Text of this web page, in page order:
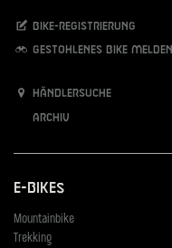
Bike-Registrierung
Gestohlenes Bike melden
Händlersuche
Archiv
E-Bikes
Mountainbike
Trekking